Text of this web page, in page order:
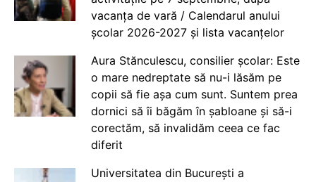
vacanța de vară / Calendarul anului
școlar 2026-2027 și lista vacanțelor
Aura Stănculescu, consilier școlar: Este
o mare nedreptate să nu-i lăsăm pe
copii să fie așa cum sunt. Suntem prea
dornici să îi băgăm în șabloane și să-i
corectăm, să invalidăm ceea ce fac
diferit
Universitatea din București a